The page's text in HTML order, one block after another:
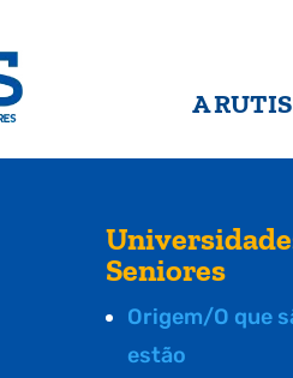
A RUTIS
Seniores
Origem/O que
estão